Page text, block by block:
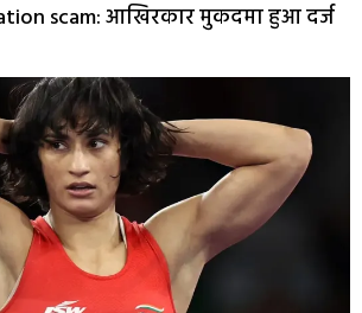
scam: आखिरकार मुकदमा हुआ दर्ज